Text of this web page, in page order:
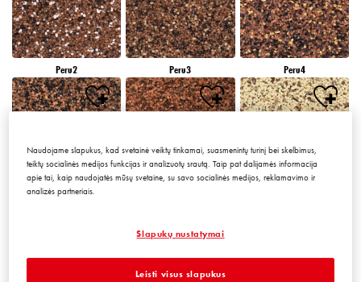
Peru2 Peru3 Peru4
Peru5
Naudojame slapukus, kad svetainė veiktų tinkamai, suasmenintų turinį bei skelbimus,
teiktų socialinės medijos funkcijas ir analizuotų srautą. Taip pat dalijamės informacija
apie tai, kaip naudojatės mūsų svetaine, su savo socialinės medijos, reklamavimo ir
analizės partneriais.
Slapukų nustatymai
Leisti visus slapukus